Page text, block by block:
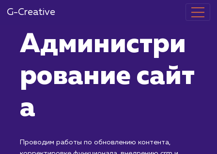
G-Creative
Администри
рование сайт
а